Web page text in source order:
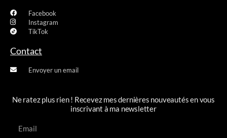
Facebook
Instagram
TikTok
Contact
Envoyer un email
Ne ratez plus rien ! Recevez mes dernières nouveautés en vous
inscrivant à ma newsletter